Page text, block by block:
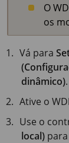
O
os
Vá para
dinâmico).
Ative o
Use o
local)